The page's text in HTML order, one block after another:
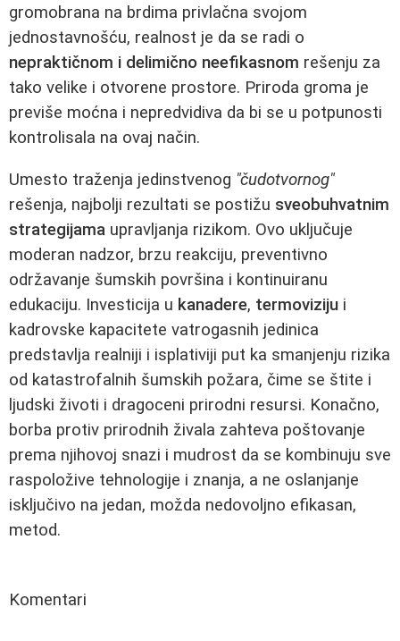
gromobrana na brdima privlačna svojom
jednostavnošću, realnost je da se radi o
nepraktičnom i delimično neefikasnom rešenju za
tako velike i otvorene prostore. Priroda groma je
previše moćna i nepredvidiva da bi se u potpunosti
kontrolisala na ovaj način.
Umesto traženja jedinstvenog "čudotvornog"
rešenja, najbolji rezultati se postižu sveobuhvatnim
strategijama upravljanja rizikom. Ovo uključuje
moderan nadzor, brzu reakciju, preventivno
održavanje šumskih površina i kontinuiranu
edukaciju. Investicija u kanadere, termoviziju i
kadrovske kapacitete vatrogasnih jedinica
predstavlja realniji i isplativiji put ka smanjenju rizika
od katastrofalnih šumskih požara, čime se štite i
ljudski životi i dragoceni prirodni resursi. Konačno,
borba protiv prirodnih živala zahteva poštovanje
prema njihovoj snazi i mudrost da se kombinuju sve
raspoložive tehnologije i znanja, a ne oslanjanje
isključivo na jedan, možda nedovoljno efikasan,
metod.
Komentari